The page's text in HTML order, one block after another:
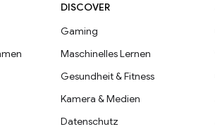
DISCOVER
Gaming
Maschinelles Lernen
Gesundheit & Fitness
Kamera & Medien
Datenschutz